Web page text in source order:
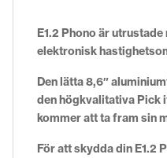
E1.2 Phono är
elektronisk
Den lätta 8,6″
den högkvalitativa Pick
kommer att ta fram sin
För att skydda din E1.2